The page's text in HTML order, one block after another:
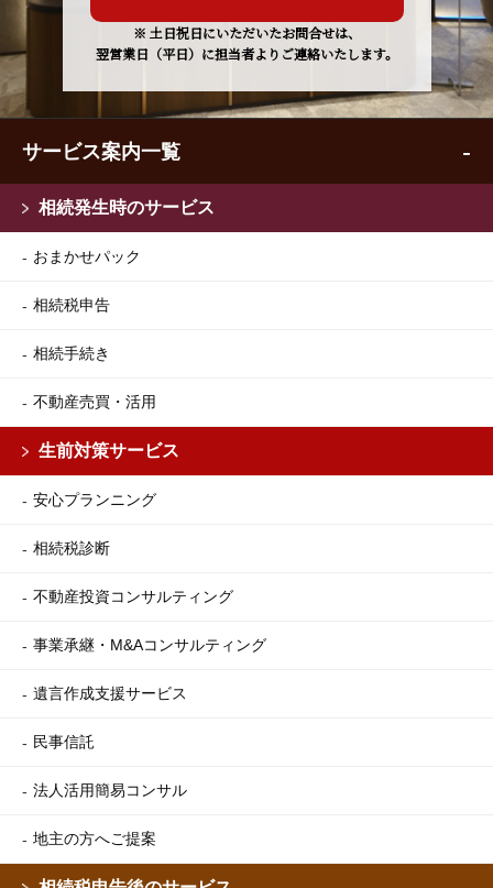
※ 土日祝日にいただいたお問合せは、
翌営業日（平日）に担当者よりご連絡いたします。
サービス案内一覧
相続発生時のサービス
おまかせパック
相続税申告
相続手続き
不動産売買・活用
生前対策サービス
安心プランニング
相続税診断
不動産投資コンサルティング
事業承継・M&Aコンサルティング
遺言作成支援サービス
民事信託
法人活用簡易コンサル
地主の方へご提案